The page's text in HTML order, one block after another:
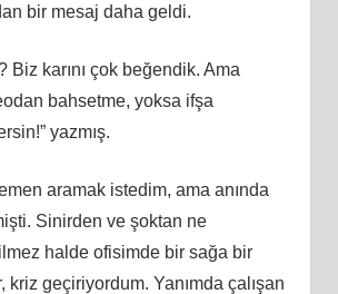
bir mesaj daha geldi.
Biz karını çok beğendik. Ama
bahsetme, yoksa ifşa
yazmış.
aramak istedim, ama anında
Sinirden ve şoktan ne
halde ofisimde bir sağa bir
kriz geçiriyordum. Yanımda çalışan